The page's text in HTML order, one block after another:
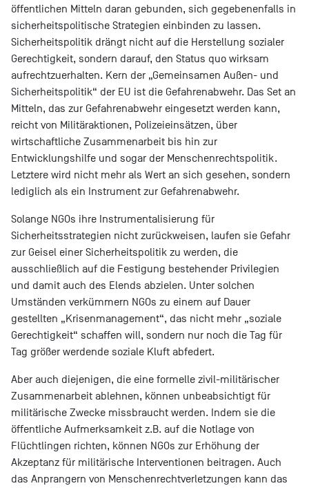
öffentlichen Mitteln daran gebunden, sich gegebenenfalls in
sicherheitspolitische Strategien einbinden zu lassen.
Sicherheitspolitik drängt nicht auf die Herstellung sozialer
Gerechtigkeit, sondern darauf, den Status quo wirksam
aufrechtzuerhalten. Kern der „Gemeinsamen Außen- und
Sicherheitspolitik“ der EU ist die Gefahrenabwehr. Das Set an
Mitteln, das zur Gefahrenabwehr eingesetzt werden kann,
reicht von Militäraktionen, Polizeieinsätzen, über
wirtschaftliche Zusammenarbeit bis hin zur
Entwicklungshilfe und sogar der Menschenrechtspolitik.
Letztere wird nicht mehr als Wert an sich gesehen, sondern
lediglich als ein Instrument zur Gefahrenabwehr.
Solange NGOs ihre Instrumentalisierung für
Sicherheitsstrategien nicht zurückweisen, laufen sie Gefahr
zur Geisel einer Sicherheitspolitik zu werden, die
ausschließlich auf die Festigung bestehender Privilegien
und damit auch des Elends abzielen. Unter solchen
Umständen verkümmern NGOs zu einem auf Dauer
gestellten „Krisenmanagement“, das nicht mehr „soziale
Gerechtigkeit“ schaffen will, sondern nur noch die Tag für
Tag größer werdende soziale Kluft abfedert.
Aber auch diejenigen, die eine formelle zivil-militärischer
Zusammenarbeit ablehnen, können unbeabsichtigt für
militärische Zwecke missbraucht werden. Indem sie die
öffentliche Aufmerksamkeit z.B. auf die Notlage von
Flüchtlingen richten, können NGOs zur Erhöhung der
Akzeptanz für militärische Interventionen beitragen. Auch
das Anprangern von Menschenrechtverletzungen kann das